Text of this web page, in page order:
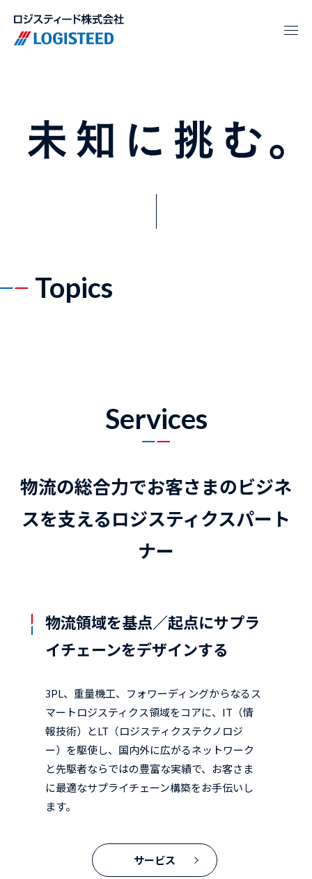
Topics
Services
物流の総合力でお客さまのビジネ
スを支えるロジスティクスパート
ナー
物流領域を基点／起点にサプラ
イチェーンをデザインする
3PL、重量機工、フォワーディングからなるス
マートロジスティクス領域をコアに、IT（情
報技術）とLT（ロジスティクステクノロジ
ー）を駆使し、国内外に広がるネットワーク
と先駆者ならではの豊富な実績で、お客さま
に最適なサプライチェーン構築をお手伝いし
ます。
サービス